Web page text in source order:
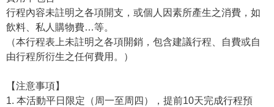
行程內容未註明之各項開支，或個人因素所產生之消費，如
飲料、私人購物費…等。
（本行程表上未註明之各項開銷，包含建議行程、自費或自
由行程所衍生之任何費用。）
【注意事項】
1. 本活動平日限定（周一至周四），提前10天完成行程預